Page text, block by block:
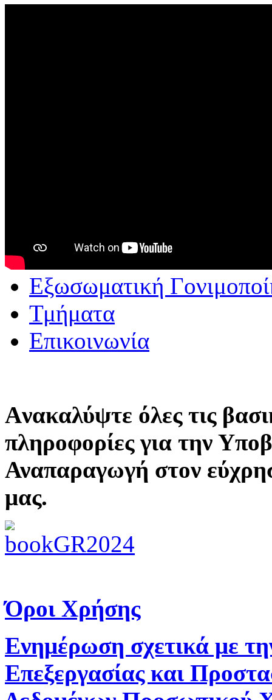
Εξωσωματική
Τμήματα
Επικοινωνία
Aνακαλύψτε όλες τις
πληροφορίες για την
Αναπαραγωγή στον
μας.
Όροι Χρήσης
Ενημέρωση σχετικά με
Επεξεργασίας και